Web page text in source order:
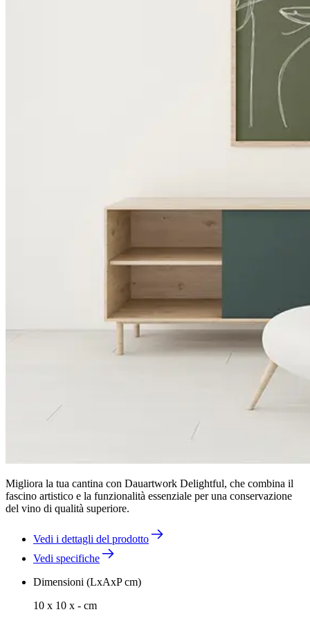
Migliora la tua cantina con Dauartwork Delightful, che combina il
fascino artistico e la funzionalità essenziale per una conservazione
del vino di qualità superiore.
Vedi i dettagli del prodotto
Vedi specifiche
Dimensioni (LxAxP cm)
10 x 10 x - cm